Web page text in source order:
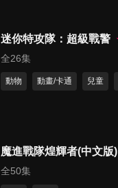
約定的笛子
彼方/集塵機
迷你特攻隊：超級戰警
全26集
動物 動畫/卡通 兒童
魔進戰隊煌輝者(中文版)
全50集